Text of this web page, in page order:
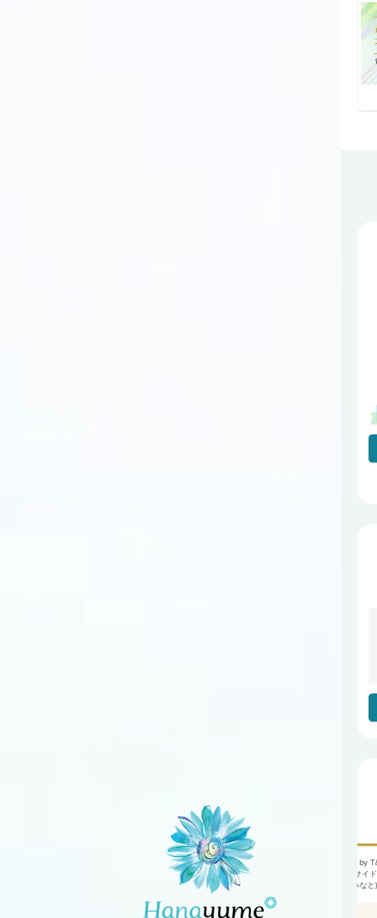
THE MARK GRAND HOTEL
成約特典
ニーズ千葉みなと by T&G
WEDDING(旧 ベイサイドパー
ク迎賓館 千葉みなと)